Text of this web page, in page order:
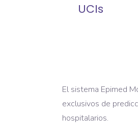
UCIs
El sistema Epimed
exclusivos de
hospitalarios.